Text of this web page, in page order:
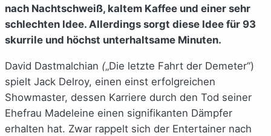
nach Nachtschweiß, kaltem Kaffee und einer sehr
schlechten Idee. Allerdings sorgt diese Idee für 93
skurrile und höchst unterhaltsame Minuten.
David Dastmalchian („Die letzte Fahrt der Demeter“)
spielt Jack Delroy, einen einst erfolgreichen
Showmaster, dessen Karriere durch den Tod seiner
Ehefrau Madeleine einen signifikanten Dämpfer
erhalten hat. Zwar rappelt sich der Entertainer nach